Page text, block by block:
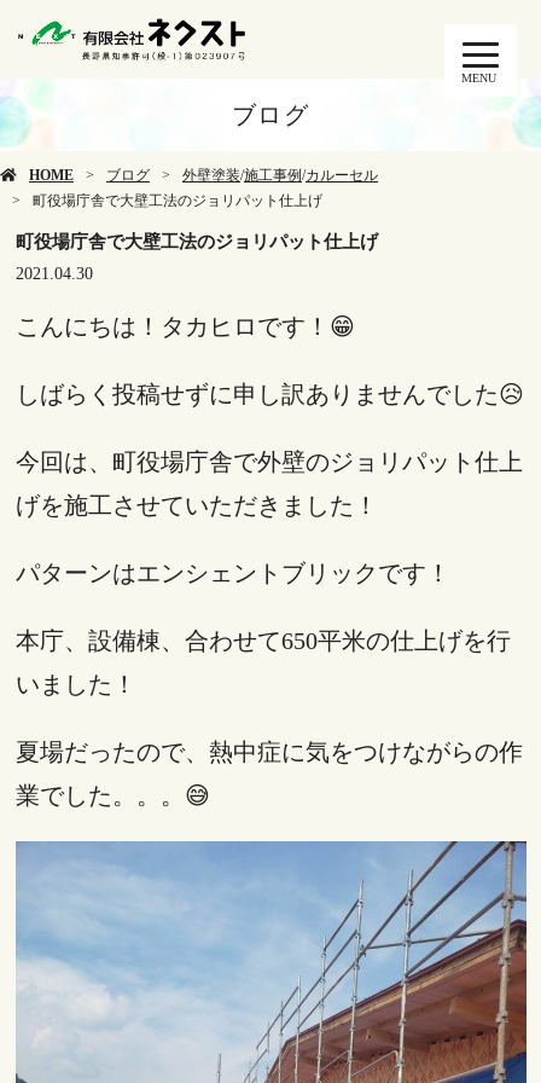
MENU
ブログ
HOME ブログ 外壁塗装/施工事例/カルーセル
町役場庁舎で大壁工法のジョリパット仕上げ
町役場庁舎で大壁工法のジョリパット仕上げ
2021.04.30
こんにちは！タカヒロです！😁
しばらく投稿せずに申し訳ありませんでした😥
今回は、町役場庁舎で外壁のジョリパット仕上
げを施工させていただきました！
パターンはエンシェントブリックです！
本庁、設備棟、合わせて650平米の仕上げを行
いました！
夏場だったので、熱中症に気をつけながらの作
業でした。。。😅